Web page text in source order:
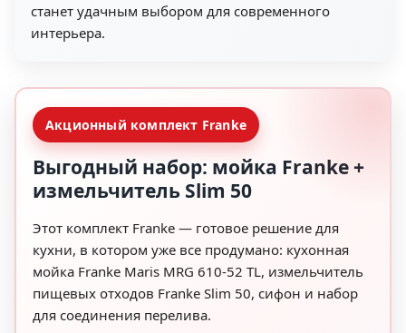
станет удачным выбором для современного
интерьера.
Акционный комплект Franke
Выгодный набор: мойка Franke +
измельчитель Slim 50
Этот комплект Franke — готовое решение для
кухни, в котором уже все продумано: кухонная
мойка Franke Maris MRG 610-52 TL, измельчитель
пищевых отходов Franke Slim 50, сифон и набор
для соединения перелива.